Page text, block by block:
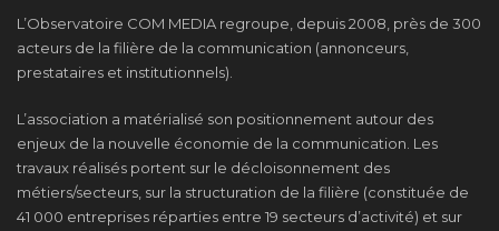
L’Observatoire COM MEDIA regroupe, depuis 2008, près de 300
acteurs de la filière de la communication (annonceurs,
prestataires et institutionnels).
L’association a matérialisé son positionnement autour des
enjeux de la nouvelle économie de la communication. Les
travaux réalisés portent sur le décloisonnement des
métiers/secteurs, sur la structuration de la filière (constituée de
41 000 entreprises réparties entre 19 secteurs d’activité) et sur